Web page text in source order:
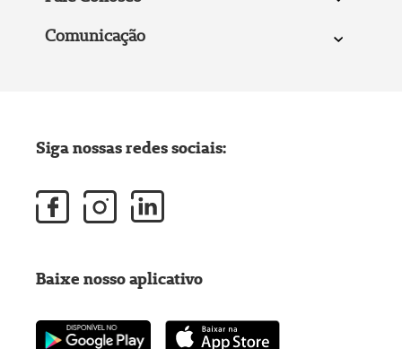
Comunicação
Siga nossas redes sociais:
Baixe nosso aplicativo